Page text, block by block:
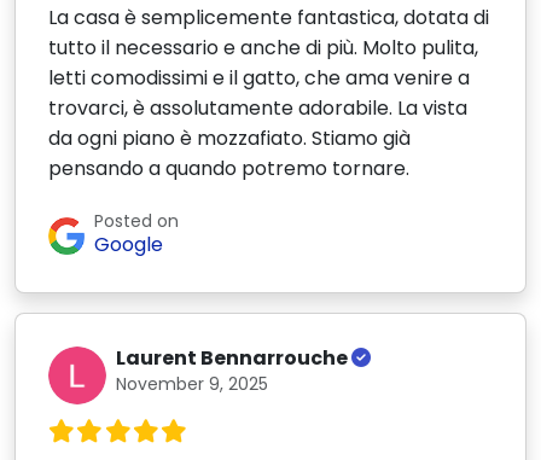
La casa è semplicemente fantastica, dotata di
tutto il necessario e anche di più. Molto pulita,
letti comodissimi e il gatto, che ama venire a
trovarci, è assolutamente adorabile. La vista
da ogni piano è mozzafiato. Stiamo già
pensando a quando potremo tornare.
Posted on
Google
Laurent Bennarrouche
November 9, 2025